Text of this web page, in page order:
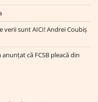
verii sunt AICI! Andrei Coubiș
că FCSB pleacă din